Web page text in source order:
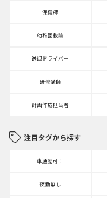
保健師
幼稚園教諭
送迎ドライバー
研修講師
計画作成担当者
注目タグから探す
車通勤可！
夜勤無し